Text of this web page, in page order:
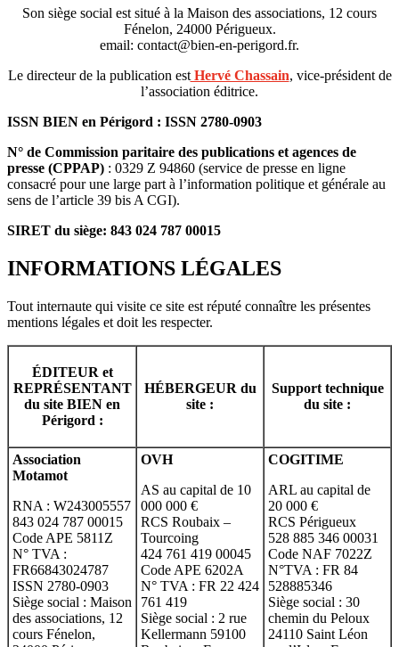
Son siège social est situé à la Maison des associations, 12 cours
Fénelon, 24000 Périgueux.
email: contact@bien-en-perigord.fr.
Le directeur de la publication estHervé Chassain, vice-président de
l’association éditrice.
ISSN BIEN en Périgord : ISSN 2780-0903
N° de Commission paritaire des publications et agences de
presse (CPPAP) : 0329 Z 94860 (service de presse en ligne
consacré pour une large part à l’information politique et générale au
sens de l’article 39 bis A CGI).
SIRET du siège: 843 024 787 00015
INFORMATIONS LÉGALES
Tout internaute qui visite ce site est réputé connaître les présentes
mentions légales et doit les respecter.
ÉDITEUR et
REPRÉSENTANT
du site BIEN en
Périgord :
HÉBERGEUR du
site :
Support technique
du site :
Association
Motamot
RNA : W243005557
843 024 787 00015
Code APE 5811Z
N° TVA :
FR66843024787
ISSN 2780-0903
Siège social : Maison
des associations, 12
cours Fénelon,
OVH
AS au capital de 10
000 000 €
RCS Roubaix –
Tourcoing
424 761 419 00045
Code APE 6202A
N° TVA : FR 22 424
761 419
Siège social : 2 rue
Kellermann 59100
COGITIME
ARL au capital de
20 000 €
RCS Périgueux
528 885 346 00031
Code NAF 7022Z
N°TVA : FR 84
528885346
Siège social : 30
chemin du Peloux
24110 Saint Léon